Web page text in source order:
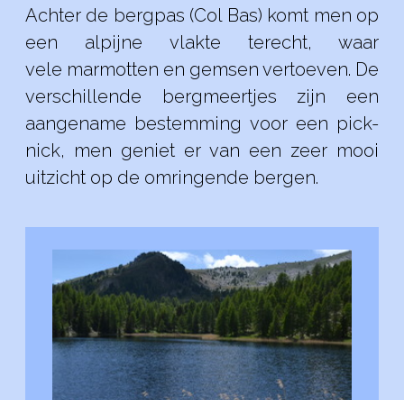
Achter de bergpas (Col Bas) komt men op
een alpijne vlakte terecht, waar
vele marmotten en gemsen vertoeven. De
verschillende bergmeertjes zijn een
aangename bestemming voor een pick-
nick, men geniet er van een zeer mooi
uitzicht op de omringende bergen.